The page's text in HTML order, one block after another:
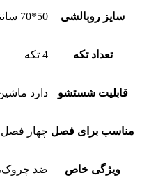
50*70 سانتی متر
4 تکه
شستشو دارد ماشین
فصل چهار فصل
خاص ضد چروک، رنگ